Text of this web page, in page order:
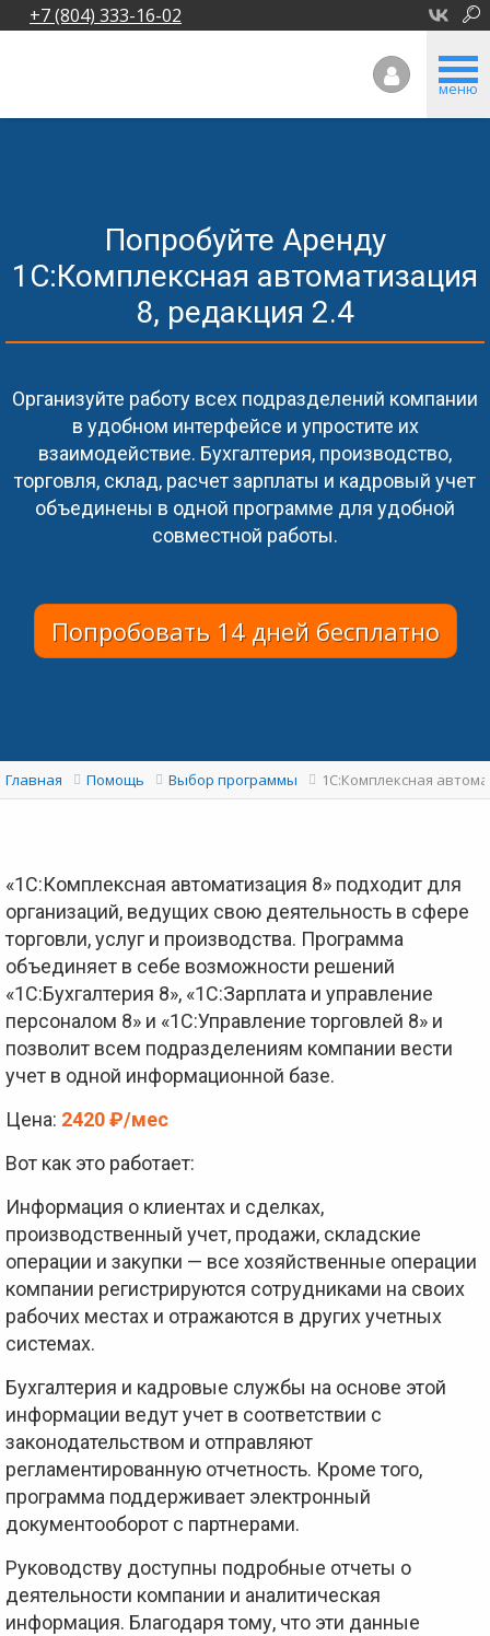
+7 (804) 333-16-02
меню
Попробуйте Аренду
1С:Комплексная автоматизация
8, редакция 2.4
Организуйте работу всех подразделений компании
в удобном интерфейсе и упростите их
взаимодействие. Бухгалтерия, производство,
торговля, склад, расчет зарплаты и кадровый учет
объединены в одной программе для удобной
совместной работы.
Попробовать 14 дней бесплатно
Главная Помощь Выбор программы 1С:Комплексная
«1С:Комплексная автоматизация 8» подходит для
организаций, ведущих свою деятельность в сфере
торговли, услуг и производства. Программа
объединяет в себе возможности решений
«1С:Бухгалтерия 8», «1С:Зарплата и управление
персоналом 8» и «1С:Управление торговлей 8» и
позволит всем подразделениям компании вести
учет в одной информационной базе.
Цена: 2420 ₽/мес
Вот как это работает:
Информация о клиентах и сделках,
производственный учет, продажи, складские
операции и закупки — все хозяйственные операции
компании регистрируются сотрудниками на своих
рабочих местах и отражаются в других учетных
системах.
Бухгалтерия и кадровые службы на основе этой
информации ведут учет в соответствии с
законодательством и отправляют
регламентированную отчетность. Кроме того,
программа поддерживает электронный
документооборот с партнерами.
Руководству доступны подробные отчеты о
деятельности компании и аналитическая
информация. Благодаря тому, что эти данные